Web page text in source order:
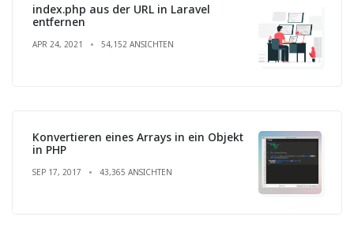
index.php aus der URL in Laravel
entfernen
APR 24, 2021 54,152 ANSICHTEN
Konvertieren eines Arrays in ein Objekt
in PHP
SEP 17, 2017 43,365 ANSICHTEN